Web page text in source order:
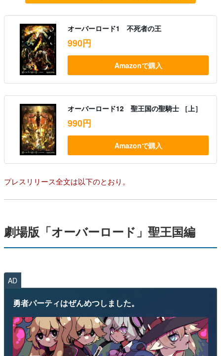
オーバーロード1 不死者の王
990円
Amazonで購入
オーバーロード12 聖王国の聖騎士 ［上］
990円
Amazonで購入
プレスリリース全文は以下のとおり。
劇場版「オーバーロード」聖王国編
AD
勇者パーティはぜんめつしました。